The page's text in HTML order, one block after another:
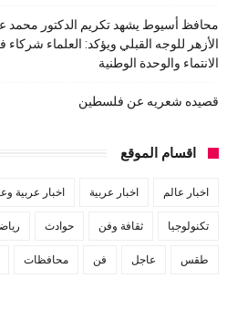
محافظ أسيوط يشهد تكريم الدكتور محمد
الأزهر للوجه القبلي ويؤكد: العلماء شركاء
الانتماء والوحدة الوطنية
قصيده شعريه عن فلسطين
اقسام الموقع
اخبار عالم اخبار عربية اخبار عربية
تكنولوجيا ثقافة وفن حوادث
طقس عاجل فن محافظات